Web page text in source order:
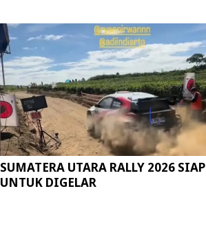
SUMATERA UTARA RALLY 2026 SIAP
UNTUK DIGELAR